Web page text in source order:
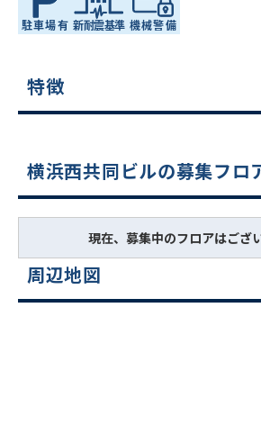
特徴
横浜西共同ビルの募集フロ
現在、募集中のフロアはござ
周辺地図